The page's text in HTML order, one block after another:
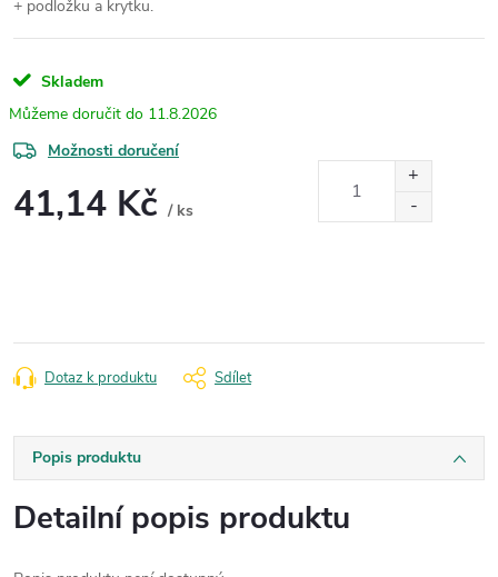
+ podložku a krytku.
Skladem
11.8.2026
Možnosti doručení
41,14 Kč / ks
Dotaz k produktu Sdílet
Popis produktu
Detailní popis produktu